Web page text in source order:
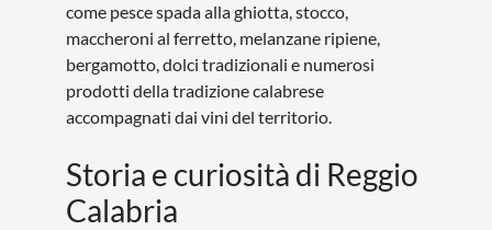
come pesce spada alla ghiotta, stocco,
maccheroni al ferretto, melanzane ripiene,
bergamotto, dolci tradizionali e numerosi
prodotti della tradizione calabrese
accompagnati dai vini del territorio.
Storia e curiosità di Reggio
Calabria